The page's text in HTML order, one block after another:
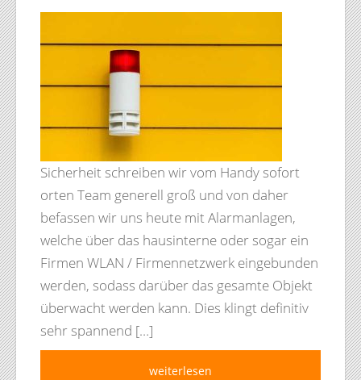
Sicherheit schreiben wir vom Handy sofort
orten Team generell groß und von daher
befassen wir uns heute mit Alarmanlagen,
welche über das hausinterne oder sogar ein
Firmen WLAN / Firmennetzwerk eingebunden
werden, sodass darüber das gesamte Objekt
überwacht werden kann. Dies klingt definitiv
sehr spannend […]
weiterlesen